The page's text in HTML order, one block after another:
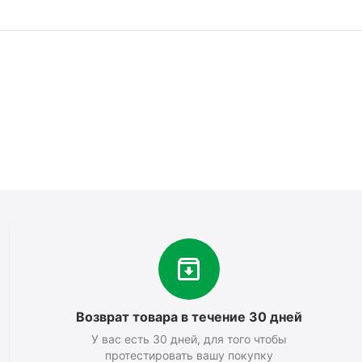
Возврат товара в течение 30 дней
У вас есть 30 дней, для того чтобы
протестировать вашу покупку